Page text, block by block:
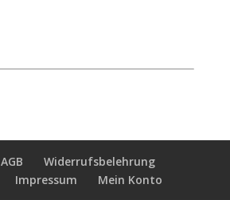
AGB
Widerrufsbelehrung
Impressum Mein Konto